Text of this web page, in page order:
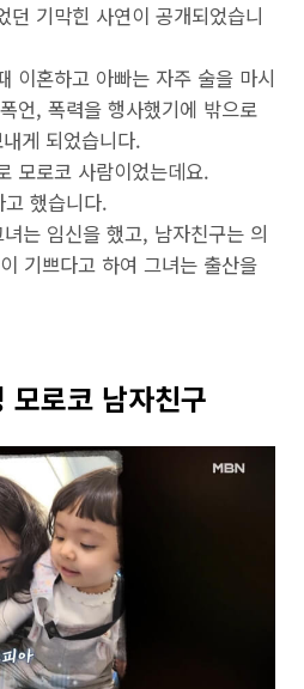
던 기막힌 사연이 공개되었습니
이혼하고 아빠는 자주 술을 마시
언, 폭력을 행사했기에 밖으로
게 되었습니다.
모로코 사람이었는데요.
했습니다.
는 임신을 했고, 남자친구는 의
기쁘다고 하여 그녀는 출산을
모로코 남자친구